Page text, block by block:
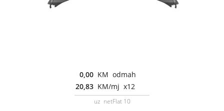
0,00 KM odmah
20,83 KM/mj x12
uz netFlat 10